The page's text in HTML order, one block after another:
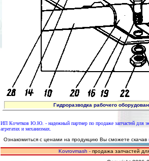
Гидроразводка рабочего
ИП Кочетков Ю.Ю. - надежный партнер по продаже запчастей для
агрегатах и механизмах.
Ознакомиться с ценами на продукцию Вы сможете скачав
Kovrovmash - продажа запчастей